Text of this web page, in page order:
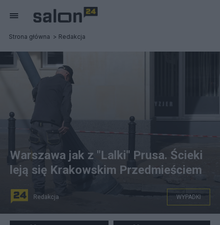
Strona główna Redakcja
PAP/Paweł Supernak
Warszawa jak z "Lalki" Prusa. Ścieki
leją się Krakowskim Przedmieściem
Redakcja WYPADKI